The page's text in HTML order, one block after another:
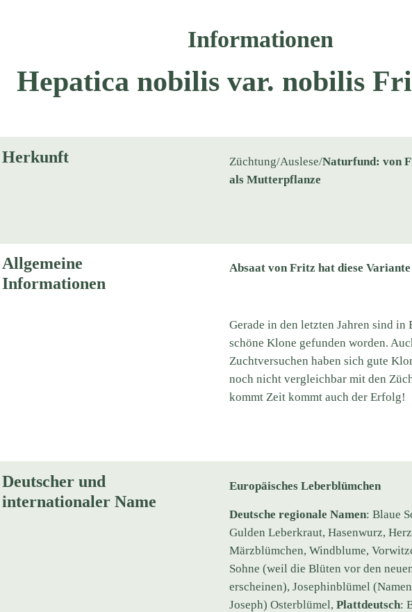
Informationen
Hepatica nobilis var. nobilis
Herkunft Züchtung/Auslese/Naturfund: von
als Mutterpflanze
Allgemeine
Informationen
Absaat von Fritz hat diese
Gerade in den letzten Jahren sind in
schöne Klone gefunden worden.
Zuchtversuchen haben sich gute
noch nicht vergleichbar mit den
kommt Zeit kommt auch der Erfolg!
Deutscher und
internationaler Name
Europäisches Leberblümchen
Deutsche regionale Namen: Blaue
Gulden Leberkraut, Hasenwurz,
Märzblümchen, Windblume,
Sohne (weil die Blüten vor den
erscheinen), Josephinblümel
Joseph) Osterblümel,Plattdeutsch: